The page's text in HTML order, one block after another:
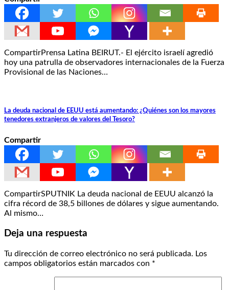
CompartirPrensa Latina BEIRUT.- El ejército israelí agredió
hoy una patrulla de observadores internacionales de la Fuerza
Provisional de las Naciones…
La deuda nacional de EEUU está aumentando: ¿Quiénes son los mayores
tenedores extranjeros de valores del Tesoro?
Compartir
CompartirSPUTNIK La deuda nacional de EEUU alcanzó la
cifra récord de 38,5 billones de dólares y sigue aumentando.
Al mismo…
Deja una respuesta
Tu dirección de correo electrónico no será publicada. Los
campos obligatorios están marcados con *